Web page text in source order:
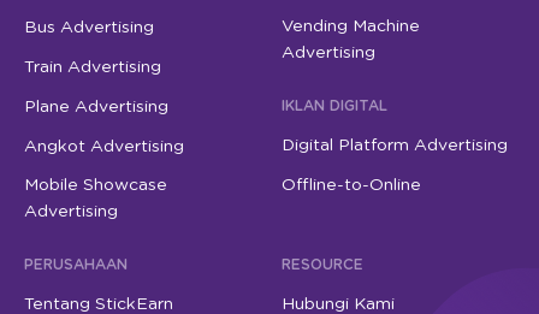
Bus Advertising
Train Advertising
Plane Advertising
Angkot Advertising
Mobile Showcase
Advertising
Vending Machine
Advertising
IKLAN DIGITAL
Digital Platform Advertising
Offline-to-Online
PERUSAHAAN
Tentang StickEarn
RESOURCE
Hubungi Kami